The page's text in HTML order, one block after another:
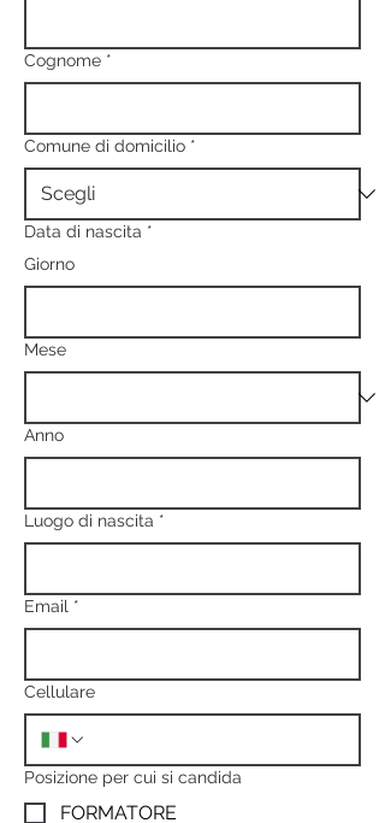
Cognome *
Comune di domicilio *
Data di nascita *
Giorno
Mese
Anno
Luogo di nascita *
Email *
Cellulare
Posizione per cui si candida
FORMATORE